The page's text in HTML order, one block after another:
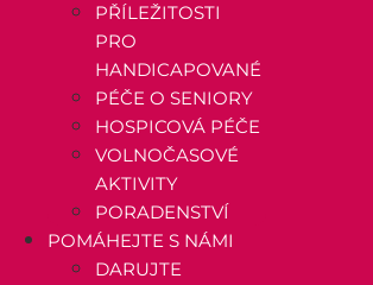
PŘÍLEŽITOSTI
PRO
HANDICAPOVANÉ
PÉČE O SENIORY
HOSPICOVÁ PÉČE
VOLNOČASOVÉ
AKTIVITY
PORADENSTVÍ
POMÁHEJTE S NÁMI
DARUJTE